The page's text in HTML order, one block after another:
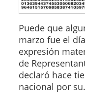
Puede que
marzo fue el
expresión
de
declaró hace
nacional por